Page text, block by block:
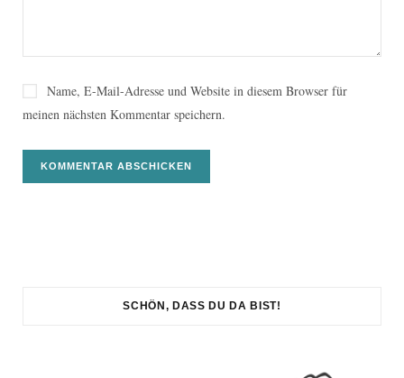
Name, E-Mail-Adresse und Website in diesem Browser für
meinen nächsten Kommentar speichern.
SCHÖN, DASS DU DA BIST!